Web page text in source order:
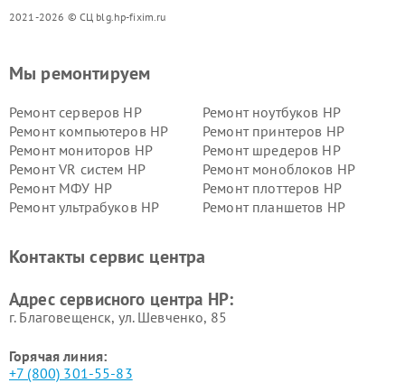
2021-2026 © СЦ blg.hp-fixim.ru
Мы ремонтируем
Ремонт серверов HP
Ремонт ноутбуков HP
Ремонт компьютеров HP
Ремонт принтеров HP
Ремонт мониторов HP
Ремонт шредеров HP
Ремонт VR систем HP
Ремонт моноблоков HP
Ремонт МФУ HP
Ремонт плоттеров HP
Ремонт ультрабуков HP
Ремонт планшетов HP
Контакты сервис центра
Адрес сервисного центра HP:
г. Благовещенск, ул. Шевченко, 85
Горячая линия:
+7 (800) 301-55-83